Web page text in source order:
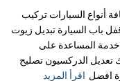
أنواع السيارات تركيب
باب السيارة تبديل زيوت
خدمة المساعدة على
الدركسيون تصليح
افضل اقرأ المزيد